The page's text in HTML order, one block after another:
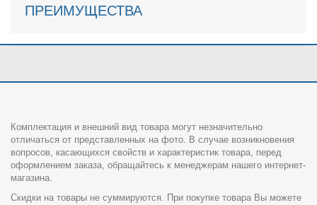
ПРЕИМУЩЕСТВА
Комплектация и внешний вид товара могут незначительно
отличаться от представленных на фото. В случае возникновения
вопросов, касающихся свойств и характеристик товара, перед
оформлением заказа, обращайтесь к менеджерам нашего интернет-
магазина.
Скидки на товары не суммируются. При покупке товара Вы можете